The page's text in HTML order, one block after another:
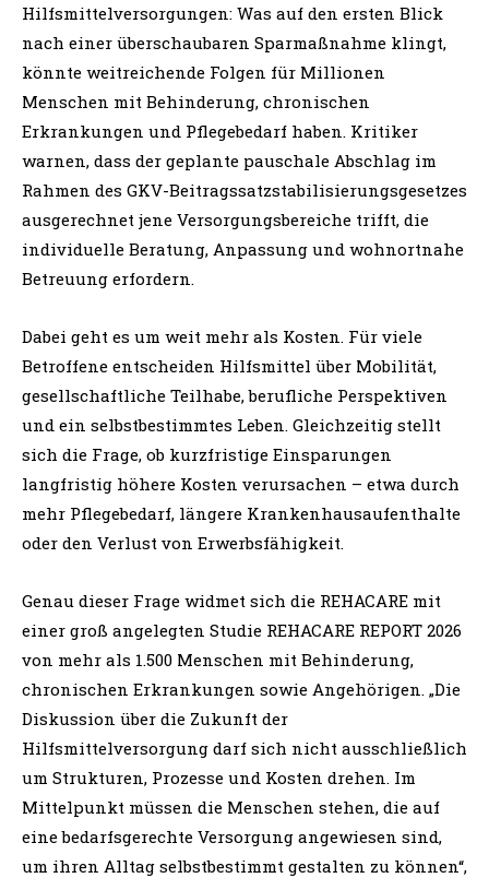
Hilfsmittelversorgungen: Was auf den ersten Blick
nach einer überschaubaren Sparmaßnahme klingt,
könnte weitreichende Folgen für Millionen
Menschen mit Behinderung, chronischen
Erkrankungen und Pflegebedarf haben. Kritiker
warnen, dass der geplante pauschale Abschlag im
Rahmen des GKV-Beitragssatzstabilisierungsgesetzes
ausgerechnet jene Versorgungsbereiche trifft, die
individuelle Beratung, Anpassung und wohnortnahe
Betreuung erfordern.
Dabei geht es um weit mehr als Kosten. Für viele
Betroffene entscheiden Hilfsmittel über Mobilität,
gesellschaftliche Teilhabe, berufliche Perspektiven
und ein selbstbestimmtes Leben. Gleichzeitig stellt
sich die Frage, ob kurzfristige Einsparungen
langfristig höhere Kosten verursachen – etwa durch
mehr Pflegebedarf, längere Krankenhausaufenthalte
oder den Verlust von Erwerbsfähigkeit.
Genau dieser Frage widmet sich die REHACARE mit
einer groß angelegten Studie REHACARE REPORT 2026
von mehr als 1.500 Menschen mit Behinderung,
chronischen Erkrankungen sowie Angehörigen. „Die
Diskussion über die Zukunft der
Hilfsmittelversorgung darf sich nicht ausschließlich
um Strukturen, Prozesse und Kosten drehen. Im
Mittelpunkt müssen die Menschen stehen, die auf
eine bedarfsgerechte Versorgung angewiesen sind,
um ihren Alltag selbstbestimmt gestalten zu können“,